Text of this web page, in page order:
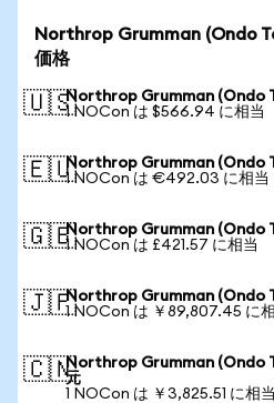
Northrop Grumman (Ondo
価格
🇺🇸Northrop Grumman (Ondo
1 NOCon は $566.94 に相当
🇪🇺Northrop Grumman (Ondo
1 NOCon は €492.03 に相当
🇬🇧Northrop Grumman (Ondo
1 NOCon は £421.57 に相当
🇯🇵Northrop Grumman (Ondo
1 NOCon は ￥89,807.45 に
🇨🇳Northrop Grumman (Ondo
元
1 NOCon は ￥3,825.51 に相当